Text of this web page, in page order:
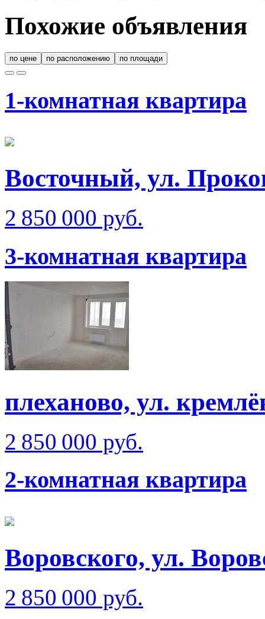
Похожие объявления
по цене по расположению по площади
1-комнатная квартира
Восточный, ул.
2 850 000 руб.
3-комнатная квартира
плеханово, ул.
2 850 000 руб.
2-комнатная квартира
Воровского, ул.
2 850 000 руб.